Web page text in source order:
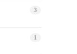
3
1